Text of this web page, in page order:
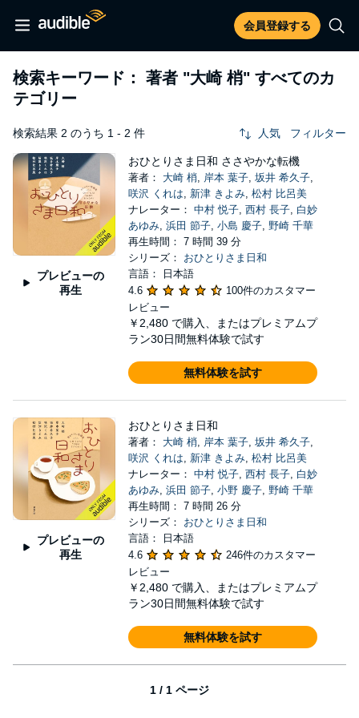
会員登録する
検索キーワード： 著者 "大崎 梢" すべてのカ
テゴリー
検索結果 2 のうち 1 - 2 件 人気 フィルター
プレビューの
再生
おひとりさま日和 ささやかな転機
著者： 大崎 梢, 岸本 葉子, 坂井 希久子,
咲沢 くれは, 新津 きよみ, 松村 比呂美
ナレーター： 中村 悦子, 西村 長子, 白妙
あゆみ, 浜田 節子, 小島 慶子, 野崎 千華
再生時間： 7 時間 39 分
シリーズ： おひとりさま日和
言語： 日本語
4.6
100件のカスタマー
レビュー
￥2,480 で購入、またはプレミアムプ
ラン30日間無料体験で試す
無料体験を試す
プレビューの
再生
おひとりさま日和
著者： 大崎 梢, 岸本 葉子, 坂井 希久子,
咲沢 くれは, 新津 きよみ, 松村 比呂美
ナレーター： 中村 悦子, 西村 長子, 白妙
あゆみ, 浜田 節子, 小野 慶子, 野崎 千華
再生時間： 7 時間 26 分
シリーズ： おひとりさま日和
言語： 日本語
4.6
246件のカスタマー
レビュー
￥2,480 で購入、またはプレミアムプ
ラン30日間無料体験で試す
無料体験を試す
1 / 1 ページ